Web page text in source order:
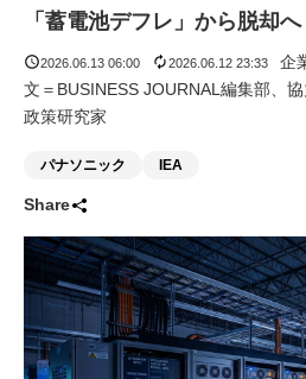
ENERGY
LIFE ENDING
ADOPTABLE
「蓄電池デフレ」から脱却へ
2026.06.13 06:00 2026.06.12 23:33
企
文＝BUSINESS JOURNAL編集部、
政策研究家
パナソニック IEA
Share